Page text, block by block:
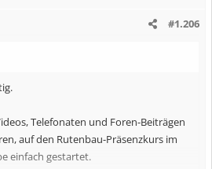
#1.206
Telefonaten und Foren-Beiträgen
auf den Rutenbau-Präsenzkurs im
einfach gestartet.